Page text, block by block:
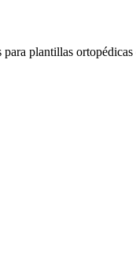
plantillas ortopédicas